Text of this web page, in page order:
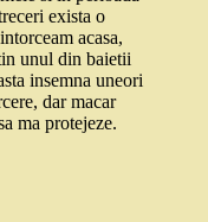
exista o
acasa,
unul din baietii
insemna uneori
dar macar
ma protejeze.